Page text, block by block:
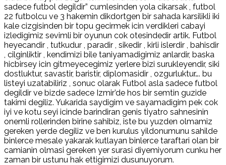
sadece futbol degildir” cumlesinden yola cikarsak , futbol
22 futbolcu ve 3 hakemin dikdortgen bir sahada karsilikli iki
kale cizgisinden bir topu gecirmek icin verdikleri cabayi
izledigimiz sevimli bir oyunun cok otesindedir artik. Futbol
heyecandir , tutkudur , paradir , sikedir , kirli islerdir , bahisdir
, cilginliktir , kendimizi bile taniyamadigimiz anlardir, baska
hicbirsey icin gitmeyecegimiz yerlere bizi surukleyendir, siki
dostluktur, savastir, baristir, diplomasidir , ozgurluktur…. bu
listeyi uzatabiliriz , sonuc olarak Futbol asla sadece futbol
degildir ve bizde sadece Izmir’de hos bir semtin guzide
takimi degiliz. Yukarida saydigim ve sayamadigim pek cok
iyi ve kotu seyi icinde barindiran genis tiyatro sahnesinin
onemli rollerinden birine sahibiz, iste bu yuzden olmamiz
gereken yerde degiliz ve ben kurulus yildonumunu sahilde
binlerce mesale yakarak kutlayan binlerce taraftari olan bir
camianin olmasi gereken yer surasi diyemiyorum cunku her
zaman bir ustunu hak ettigimizi dusunuyorum.